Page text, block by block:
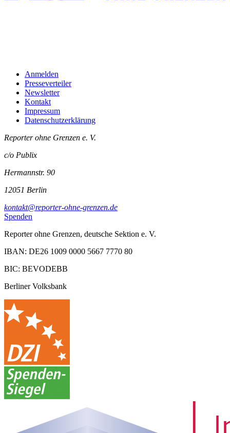
Anmelden
Presseverteiler
Newsletter
Kontakt
Impressum
Datenschutzerklärung
Reporter ohne Grenzen e. V.
c/o Publix
Hermannstr. 90
12051 Berlin
kontakt@reporter-ohne-grenzen.de
Spenden
Reporter ohne Grenzen, deutsche Sektion e. V.
IBAN: DE26 1009 0000 5667 7770 80
BIC: BEVODEBB
Berliner Volksbank